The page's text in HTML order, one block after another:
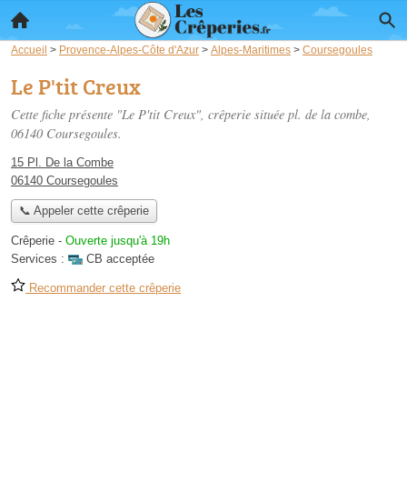
Accueil > Provence-Alpes-Côte d'Azur > Alpes-Maritimes > Coursegoules
Le P'tit Creux
Cette fiche présente "Le P'tit Creux", crêperie située pl. de la combe,
06140 Coursegoules.
15 Pl. De la Combe
06140 Coursegoules
📞 Appeler cette crêperie
Crêperie - Ouverte jusqu'à 19h
Services :
CB acceptée
Recommander cette crêperie